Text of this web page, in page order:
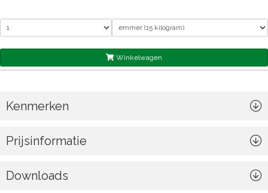
Winkelwagen
Kenmerken
Prijsinformatie
Downloads